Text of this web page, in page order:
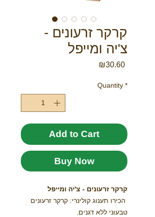
קרקר זרעונים -
צ'יה ומייפל
₪30.60Price
Quantity *
Add to Cart
Buy Now
קרקר זרעונים - צ'יה ומייפל
הכירו תענוג קולינרי: קרקר זרעונים
טבעוני ללא דגנים.